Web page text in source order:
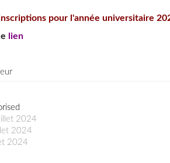
pour l'année universitaire
lien
2024
2024
2024